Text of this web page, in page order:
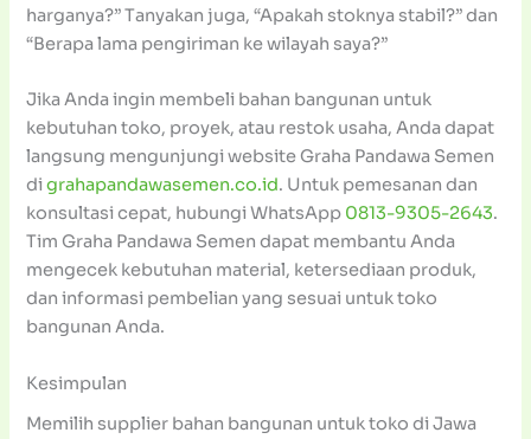
harganya?” Tanyakan juga, “Apakah stoknya stabil?” dan
“Berapa lama pengiriman ke wilayah saya?”
Jika Anda ingin membeli bahan bangunan untuk
kebutuhan toko, proyek, atau restok usaha, Anda dapat
langsung mengunjungi website Graha Pandawa Semen
digrahapandawasemen.co.id. Untuk pemesanan dan
konsultasi cepat, hubungi WhatsApp 0813-9305-2643.
Tim Graha Pandawa Semen dapat membantu Anda
mengecek kebutuhan material, ketersediaan produk,
dan informasi pembelian yang sesuai untuk toko
bangunan Anda.
Kesimpulan
Memilih supplier bahan bangunan untuk toko di Jawa